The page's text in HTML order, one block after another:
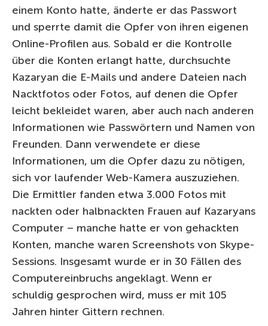
einem Konto hatte, änderte er das Passwort
und sperrte damit die Opfer von ihren eigenen
Online-Profilen aus. Sobald er die Kontrolle
über die Konten erlangt hatte, durchsuchte
Kazaryan die E-Mails und andere Dateien nach
Nacktfotos oder Fotos, auf denen die Opfer
leicht bekleidet waren, aber auch nach anderen
Informationen wie Passwörtern und Namen von
Freunden. Dann verwendete er diese
Informationen, um die Opfer dazu zu nötigen,
sich vor laufender Web-Kamera auszuziehen.
Die Ermittler fanden etwa 3.000 Fotos mit
nackten oder halbnackten Frauen auf Kazaryans
Computer – manche hatte er von gehackten
Konten, manche waren Screenshots von Skype-
Sessions. Insgesamt wurde er in 30 Fällen des
Computereinbruchs angeklagt. Wenn er
schuldig gesprochen wird, muss er mit 105
Jahren hinter Gittern rechnen.